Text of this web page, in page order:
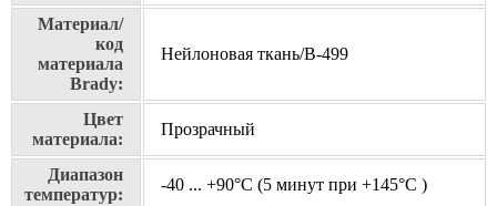
Материал/
код
материала
Brady:
Нейлоновая ткань/В-499
Цвет
материала:
Прозрачный
Диапазон
температур:
-40 ... +90°С (5 минут при +145°С )